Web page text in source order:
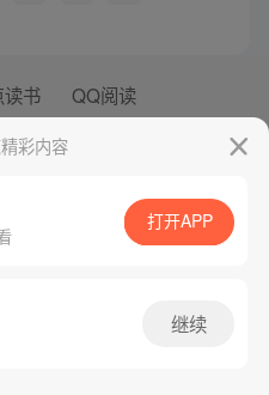
彩内容
打开APP
继续
读书 QQ阅读
粤B2-20090059-5